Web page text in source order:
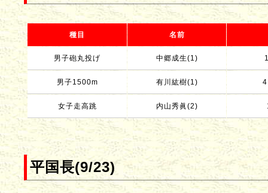
種目 名前
男子砲丸投げ 中郷成生(1)
男子1500m 有川紘樹(1)
女子走高跳 内山秀眞(2)
平国長(9/23)